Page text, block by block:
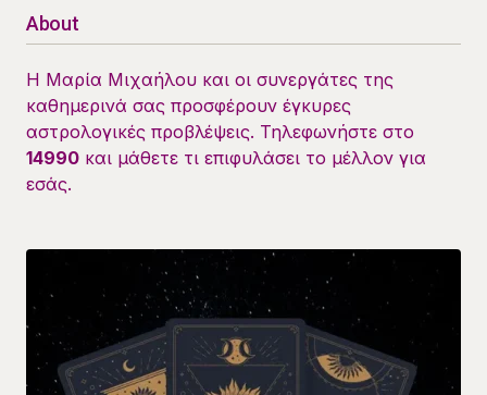
About
Η Μαρία Μιχαήλου και οι συνεργάτες της
καθημερινά σας προσφέρουν έγκυρες
αστρολογικές προβλέψεις. Τηλεφωνήστε στο
14990 και μάθετε τι επιφυλάσει το μέλλον για
εσάς.